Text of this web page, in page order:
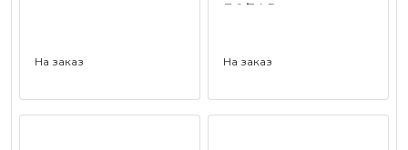
На заказ
Е-2/3 | Depo
На заказ